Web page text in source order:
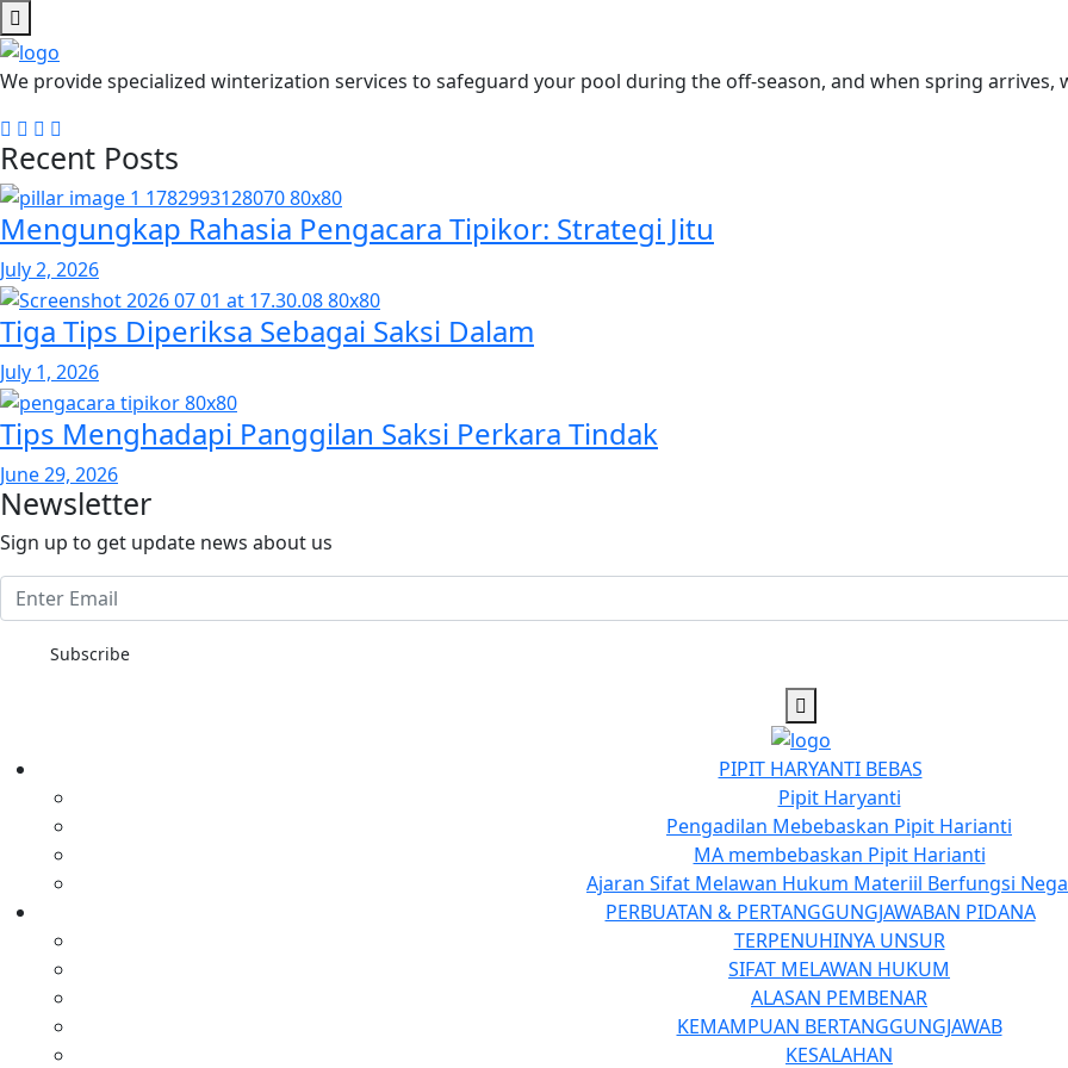
We provide specialized winterization services to safeguard your pool during the off-season, and when spring
Recent Posts
Mengungkap Rahasia Pengacara Tipikor: Strategi Jitu
July 2, 2026
Tiga Tips Diperiksa Sebagai Saksi Dalam
July 1, 2026
Tips Menghadapi Panggilan Saksi Perkara Tindak
June 29, 2026
Newsletter
Sign up to get update news about us
Subscribe
PIPIT HARYANTI BEBAS
Pipit Haryanti
Pengadilan Mebebaskan Pipit Harianti
MA membebaskan Pipit Harianti
Ajaran Sifat Melawan Hukum Materiil Berfungsi
PERBUATAN & PERTANGGUNGJAWABAN PIDANA
TERPENUHINYA UNSUR
SIFAT MELAWAN HUKUM
ALASAN PEMBENAR
KEMAMPUAN BERTANGGUNGJAWAB
KESALAHAN